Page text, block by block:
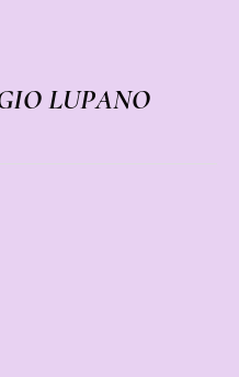
LUPANO